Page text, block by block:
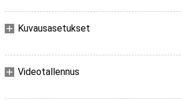
Kuvausasetukset
Videotallennus